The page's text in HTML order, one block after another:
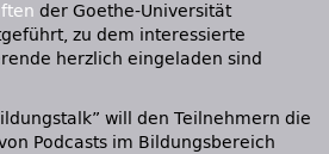
der Goethe-Universität
zu dem interessierte
herzlich eingeladen sind
will den Teilnehmern die
Podcasts im Bildungsbereich